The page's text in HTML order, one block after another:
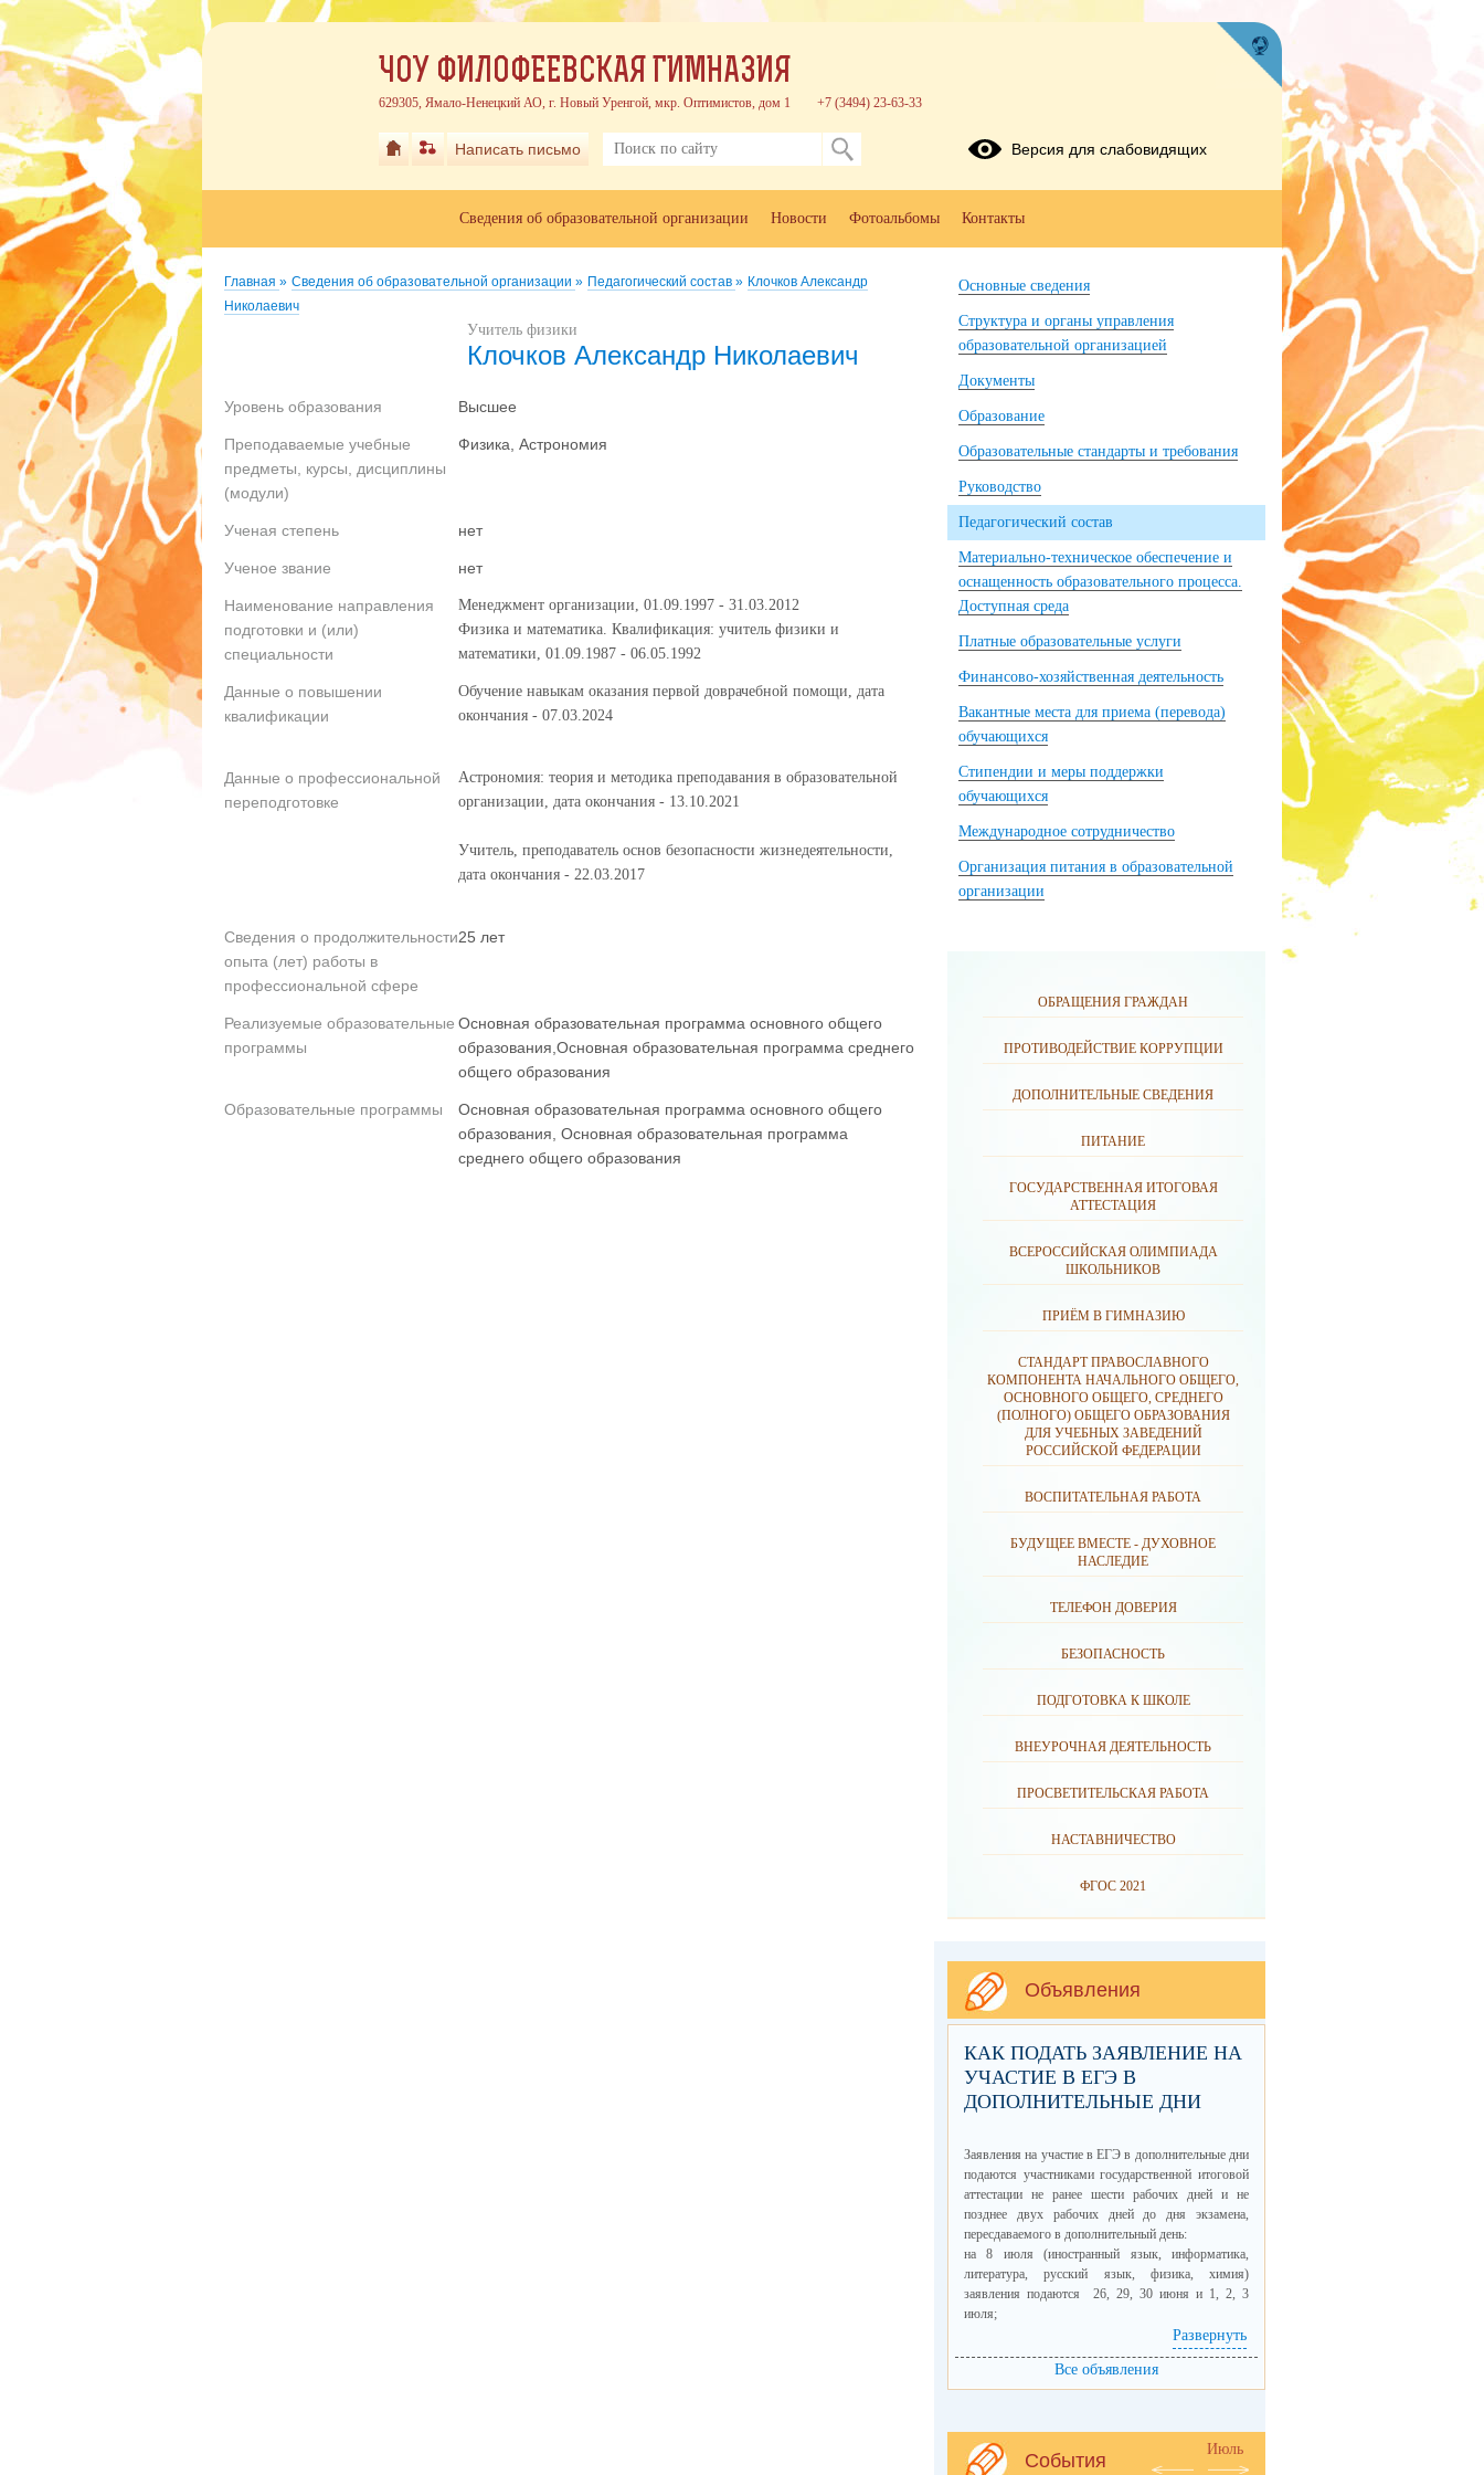
Главная » Сведения об образовательной организации » Педагогический состав » Клочков Александр
Николаевич
Учитель физики
Клочков Александр Николаевич
Уровень образования Высшее
Преподаваемые учебные
предметы, курсы, дисциплины
(модули)
Физика, Астрономия
Ученая степень нет
Ученое звание нет
Наименование направления
подготовки и (или)
специальности
Менеджмент организации, 01.09.1997 - 31.03.2012
Физика и математика. Квалификация: учитель физики и
математики, 01.09.1987 - 06.05.1992
Данные о повышении
квалификации
Обучение навыкам оказания первой доврачебной помощи, дата
окончания - 07.03.2024
Данные о профессиональной
переподготовке
Астрономия: теория и методика преподавания в образовательной
организации, дата окончания - 13.10.2021
Учитель, преподаватель основ безопасности жизнедеятельности,
дата окончания - 22.03.2017
Сведения о продолжительности
опыта (лет) работы в
профессиональной сфере
25 лет
Реализуемые образовательные
программы
Основная образовательная программа основного общего
образования,Основная образовательная программа среднего
общего образования
Образовательные программы
Основная образовательная программа основного общего
образования, Основная образовательная программа
среднего общего образования
Основные сведения
Структура и органы управления
образовательной организацией
Документы
Образование
Образовательные стандарты и требования
Руководство
Педагогический состав
Материально-техническое обеспечение и
оснащенность образовательного процесса.
Доступная среда
Платные образовательные услуги
Финансово-хозяйственная деятельность
Вакантные места для приема (перевода)
обучающихся
Стипендии и меры поддержки
обучающихся
Международное сотрудничество
Организация питания в образовательной
организации
ОБРАЩЕНИЯ ГРАЖДАН
ПРОТИВОДЕЙСТВИЕ КОРРУПЦИИ
ДОПОЛНИТЕЛЬНЫЕ СВЕДЕНИЯ
ПИТАНИЕ
ГОСУДАРСТВЕННАЯ ИТОГОВАЯ
АТТЕСТАЦИЯ
ВСЕРОССИЙСКАЯ ОЛИМПИАДА
ШКОЛЬНИКОВ
ПРИЁМ В ГИМНАЗИЮ
СТАНДАРТ ПРАВОСЛАВНОГО
КОМПОНЕНТА НАЧАЛЬНОГО ОБЩЕГО,
ОСНОВНОГО ОБЩЕГО, СРЕДНЕГО
(ПОЛНОГО) ОБЩЕГО ОБРАЗОВАНИЯ
ДЛЯ УЧЕБНЫХ ЗАВЕДЕНИЙ
РОССИЙСКОЙ ФЕДЕРАЦИИ
ВОСПИТАТЕЛЬНАЯ РАБОТА
БУДУЩЕЕ ВМЕСТЕ - ДУХОВНОЕ
НАСЛЕДИЕ
ТЕЛЕФОН ДОВЕРИЯ
БЕЗОПАСНОСТЬ
ПОДГОТОВКА К ШКОЛЕ
ВНЕУРОЧНАЯ ДЕЯТЕЛЬНОСТЬ
ПРОСВЕТИТЕЛЬСКАЯ РАБОТА
НАСТАВНИЧЕСТВО
ФГОС 2021
Объявления
КАК ПОДАТЬ ЗАЯВЛЕНИЕ НА
УЧАСТИЕ В ЕГЭ В
ДОПОЛНИТЕЛЬНЫЕ ДНИ
Заявления на участие в ЕГЭ в дополнительные дни
подаются участниками государственной итоговой
аттестации не ранее шести рабочих дней и не
позднее двух рабочих дней до дня экзамена,
пересдаваемого в дополнительный день:
на 8 июля (иностранный язык, информатика,
литература, русский язык, физика, химия)
заявления подаются 26, 29, 30 июня и 1, 2, 3
июля;
на 9 июля (биология, география, математика,
история, обществознание)заявления подаются 29,
30 июня и 1, 2, 3, 6 июля.
Развернуть
Все объявления
События
Июль
ЧОУ ФИЛОФЕЕВСКАЯ ГИМНАЗИЯ
629305, Ямало-Ненецкий АО, г. Новый Уренгой, мкр. Оптимистов, дом 1 +7 (3494) 23-63-33
Написать письмо Версия для слабовидящих
Сведения об образовательной организации Новости Фотоальбомы Контакты